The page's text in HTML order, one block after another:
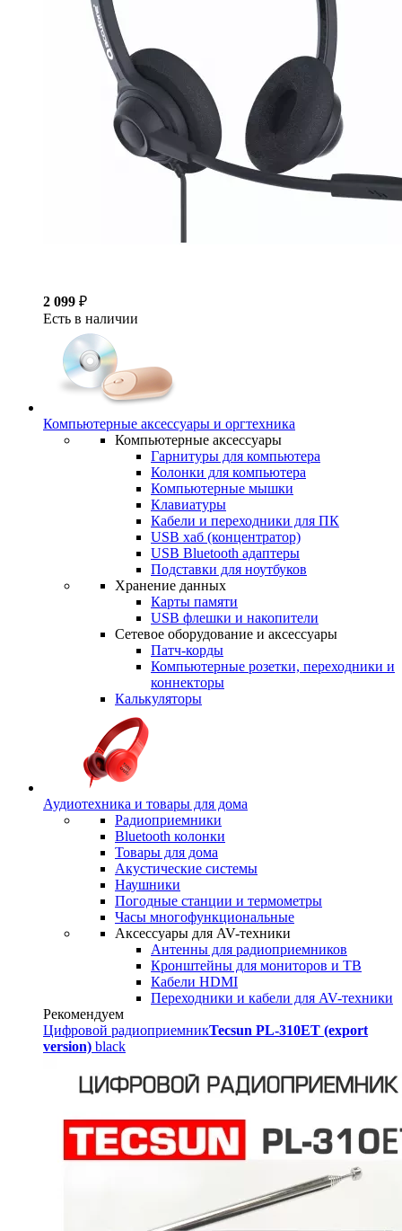
2 099 ₽
Есть в наличии
Компьютерные аксессуары и оргтехника
Компьютерные аксессуары
Гарнитуры для компьютера
Колонки для компьютера
Компьютерные мышки
Клавиатуры
Кабели и переходники для ПК
USB хаб (концентратор)
USB Bluetooth адаптеры
Подставки для ноутбуков
Хранение данных
Карты памяти
USB флешки и накопители
Сетевое оборудование и аксессуары
Патч-корды
Компьютерные розетки, переходники и
коннекторы
Калькуляторы
Аудиотехника и товары для дома
Радиоприемники
Bluetooth колонки
Товары для дома
Акустические системы
Наушники
Погодные станции и термометры
Часы многофункциональные
Аксессуары для AV-техники
Антенны для радиоприемников
Кронштейны для мониторов и ТВ
Кабели HDMI
Переходники и кабели для AV-техники
Рекомендуем
Цифровой радиоприемникTecsun PL-310ET (export
version) black